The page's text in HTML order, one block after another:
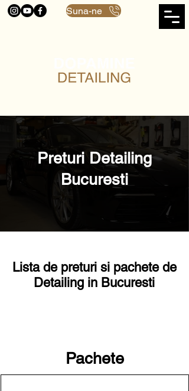
Suna-ne
Preturi Detailing
Bucuresti
Lista de preturi si pachete de
Detailing in Bucuresti
Pachete